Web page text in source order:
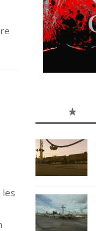
les